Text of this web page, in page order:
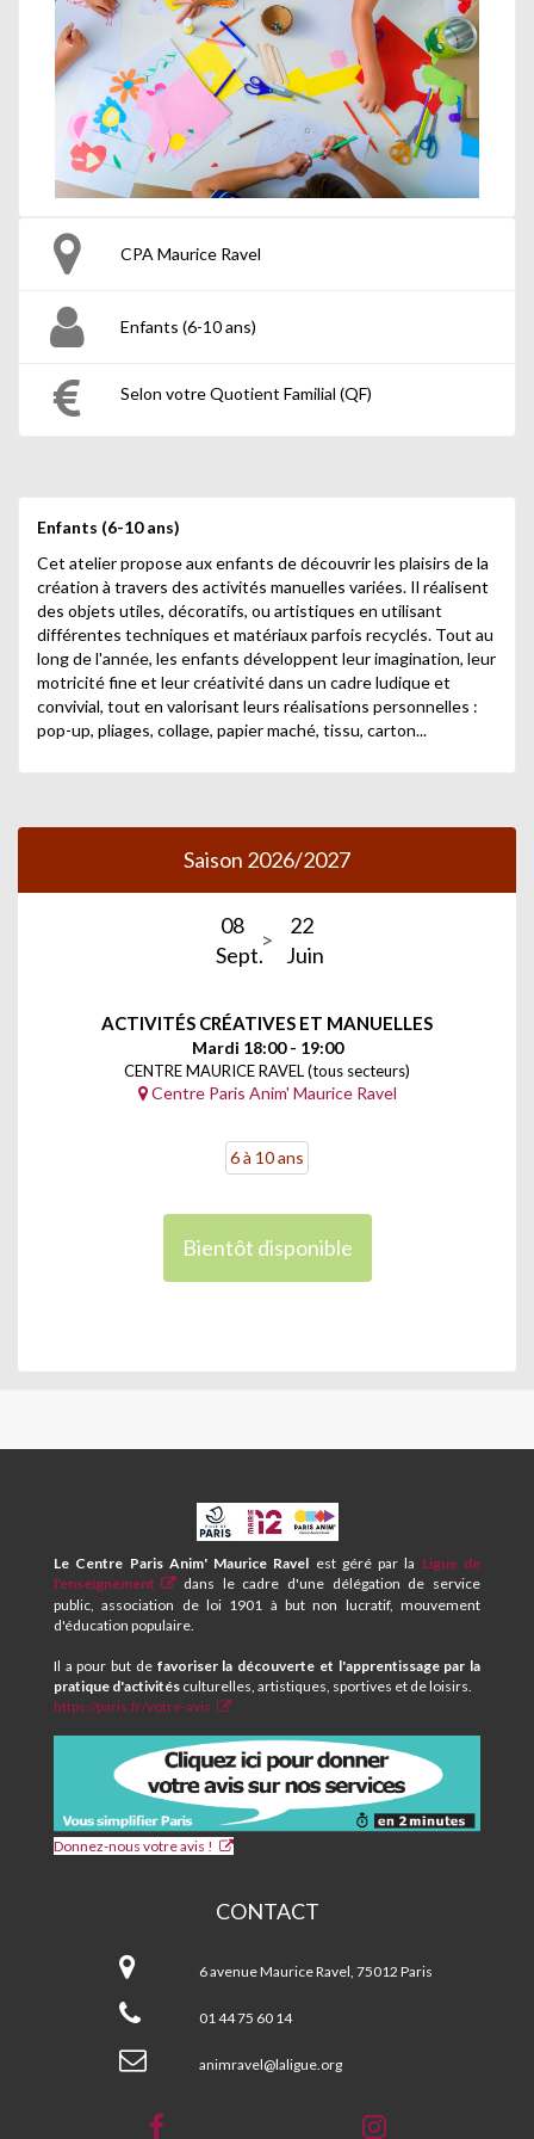
CPA Maurice Ravel
Enfants (6-10 ans)
Selon votre Quotient Familial (QF)
Enfants (6-10 ans)
Cet atelier propose aux enfants de découvrir les plaisirs de la
création à travers des activités manuelles variées. Il réalisent
des objets utiles, décoratifs, ou artistiques en utilisant
différentes techniques et matériaux parfois recyclés. Tout au
long de l'année, les enfants développent leur imagination, leur
motricité fine et leur créativité dans un cadre ludique et
convivial, tout en valorisant leurs réalisations personnelles :
pop-up, pliages, collage, papier maché, tissu, carton...
Saison 2026/2027
08
Sept.
22
Juin
ACTIVITÉS CRÉATIVES ET MANUELLES
Mardi 18:00 - 19:00
CENTRE MAURICE RAVEL (tous secteurs)
Centre Paris Anim' Maurice Ravel
6 à 10 ans
Bientôt disponible
CPA
ET
CENTRE
SOCIAL
MAURICE
Le Centre Paris Anim' Maurice Ravel est géré par la Ligue de
l'enseignement
dans le cadre d'une délégation de service
public, association de loi 1901 à but non lucratif, mouvement
d'éducation populaire.
Il a pour but de favoriser la découverte et l'apprentissage par la
pratique d'activités culturelles, artistiques, sportives et de loisirs.
https://paris.fr/votre-avis
Donnez-nous votre avis !
CONTACT
Centre
Social
MAURICE
RAVEL
6 avenue Maurice Ravel, 75012 Paris
01 44 75 60 14
animravel@laligue.org